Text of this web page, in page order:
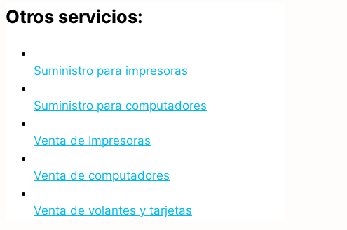
Otros servicios:
Suministro para impresoras
Suministro para computadores
Venta de Impresoras
Venta de computadores
Venta de volantes y tarjetas